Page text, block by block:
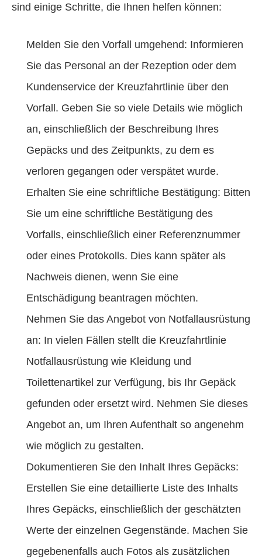
sind einige Schritte, die Ihnen helfen können:
Melden Sie den Vorfall umgehend: Informieren
Sie das Personal an der Rezeption oder dem
Kundenservice der Kreuzfahrtlinie über den
Vorfall. Geben Sie so viele Details wie möglich
an, einschließlich der Beschreibung Ihres
Gepäcks und des Zeitpunkts, zu dem es
verloren gegangen oder verspätet wurde.
Erhalten Sie eine schriftliche Bestätigung: Bitten
Sie um eine schriftliche Bestätigung des
Vorfalls, einschließlich einer Referenznummer
oder eines Protokolls. Dies kann später als
Nachweis dienen, wenn Sie eine
Entschädigung beantragen möchten.
Nehmen Sie das Angebot von Notfallausrüstung
an: In vielen Fällen stellt die Kreuzfahrtlinie
Notfallausrüstung wie Kleidung und
Toilettenartikel zur Verfügung, bis Ihr Gepäck
gefunden oder ersetzt wird. Nehmen Sie dieses
Angebot an, um Ihren Aufenthalt so angenehm
wie möglich zu gestalten.
Dokumentieren Sie den Inhalt Ihres Gepäcks:
Erstellen Sie eine detaillierte Liste des Inhalts
Ihres Gepäcks, einschließlich der geschätzten
Werte der einzelnen Gegenstände. Machen Sie
gegebenenfalls auch Fotos als zusätzlichen